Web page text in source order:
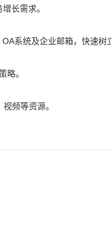
长需求。
系统及企业邮箱，快速树
略。
频等资源。